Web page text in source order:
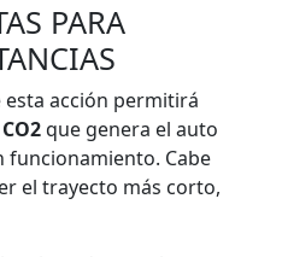
PARA
esta acción permitirá
que genera el auto
funcionamiento. Cabe
el trayecto más corto,